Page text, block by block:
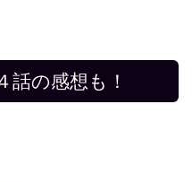
話の感想も！